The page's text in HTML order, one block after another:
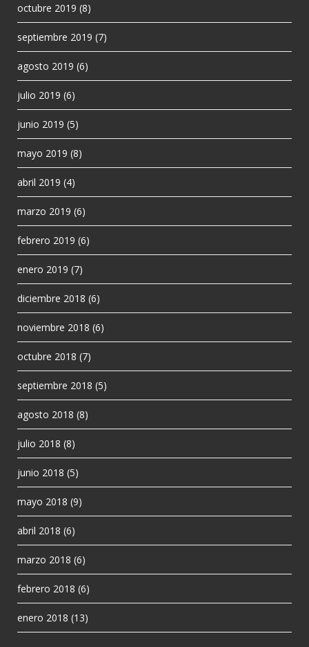
octubre 2019 (8)
septiembre 2019 (7)
agosto 2019 (6)
julio 2019 (6)
junio 2019 (5)
mayo 2019 (8)
abril 2019 (4)
marzo 2019 (6)
febrero 2019 (6)
enero 2019 (7)
diciembre 2018 (6)
noviembre 2018 (6)
octubre 2018 (7)
septiembre 2018 (5)
agosto 2018 (8)
julio 2018 (8)
junio 2018 (5)
mayo 2018 (9)
abril 2018 (6)
marzo 2018 (6)
febrero 2018 (6)
enero 2018 (13)